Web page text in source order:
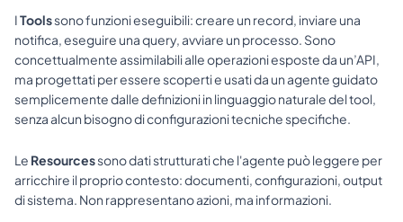
I Tools sono funzioni eseguibili: creare un record, inviare una
notifica, eseguire una query, avviare un processo. Sono
concettualmente assimilabili alle operazioni esposte da un’API,
ma progettati per essere scoperti e usati da un agente guidato
semplicemente dalle definizioni in linguaggio naturale del tool,
senza alcun bisogno di configurazioni tecniche specifiche.
Le Resources sono dati strutturati che l'agente può leggere per
arricchire il proprio contesto: documenti, configurazioni, output
di sistema. Non rappresentano azioni, ma informazioni.